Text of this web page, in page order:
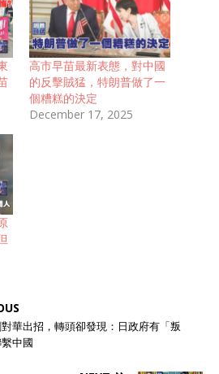
高市早苗最新表態，對中國
的反擊賊猛，特朗普做了一
個糟糕的決定
December 17, 2025
華出招，轉頭卻發現：日政府有「叛
中國